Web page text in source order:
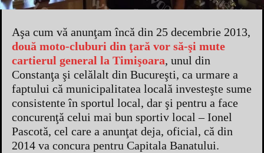
Aşa cum vă anunţam încă din 25 decembrie 2013,
două moto-cluburi din ţară vor să-şi mute
cartierul general la Timişoara, unul din
Constanţa şi celălalt din Bucureşti, ca urmare a
faptului că municipalitatea locală investeşte sume
consistente în sportul local, dar şi pentru a face
concurenţă celui mai bun sportiv local – Ionel
Pascotă, cel care a anunţat deja, oficial, că din
2014 va concura pentru Capitala Banatului.